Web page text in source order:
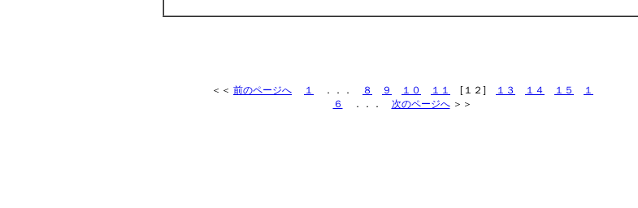
＜＜ 前のページへ １ ．．． ８ ９ １０ １１ [１２] １３ １４ １５
１
６
．．． 次のページへ＞＞